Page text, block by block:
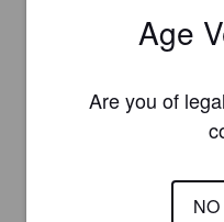
Age
Are you of
NO